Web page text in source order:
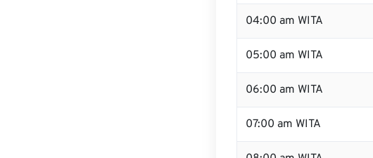
04:00 am WITA
05:00 am WITA
06:00 am WITA
07:00 am WITA